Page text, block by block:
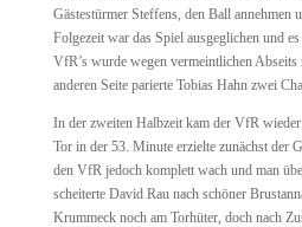
Gästestürmer Steffens, den Ball annehmen
Folgezeit war das Spiel ausgeglichen und
VfR’s wurde wegen vermeintlichen Abseits
anderen Seite parierte Tobias Hahn zwei
In der zweiten Halbzeit kam der VfR
Tor in der 53. Minute erzielte zunächst der
den VfR jedoch komplett wach und man
scheiterte David Rau nach schöner
Krummeck noch am Torhüter, doch nach